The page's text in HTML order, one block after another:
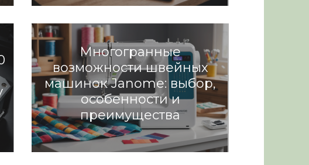
Многогранные
возможности швейных
машинок Janome: выбор,
особенности и
преимущества
Разное
VideoKontrolDoma.ru —